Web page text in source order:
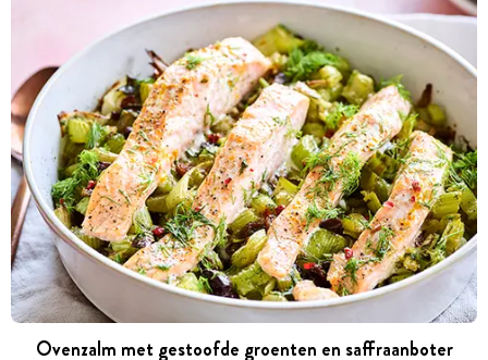
Ovenzalm met gestoofde groenten en saffraanboter